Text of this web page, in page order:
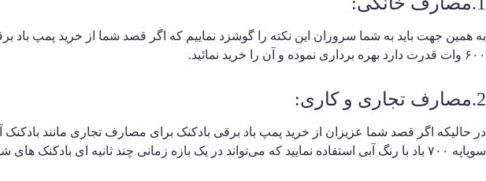
به همین جهت باید به شما سروران این نکته را گوشزد نماییم که اگر قصد شما از خرید پمپ
۶۰۰ وات قدرت دارد بهره برداری نموده و آن را خرید نمائید.
2.مصارف تجاری و کاری:
در حالیکه اگر قصد شما عزیزان از خرید پمپ باد برقی بادکنک برای مصارف تجاری مانند بادکنک
سوپاپه ۷۰۰ باد با رنگ آبی استفاده نمایید که می‌تواند در یک بازه زمانی چند ثانیه ای بادکنک های شما را باد نموده و آنها را آماده عرضه برای شما عزیزان نماید.